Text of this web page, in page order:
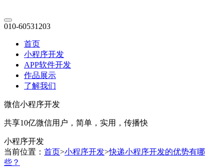
010-60531203
首页
小程序开发
APP软件开发
作品展示
了解我们
微信小程序开发
共享10亿微信用户，简单，实用，传播快
小程序开发
当前位置： 首页>小程序开发>快递小程序开发的优势有哪
些？